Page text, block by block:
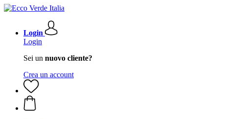
Login
Login
Sei un nuovo cliente?
Crea un account